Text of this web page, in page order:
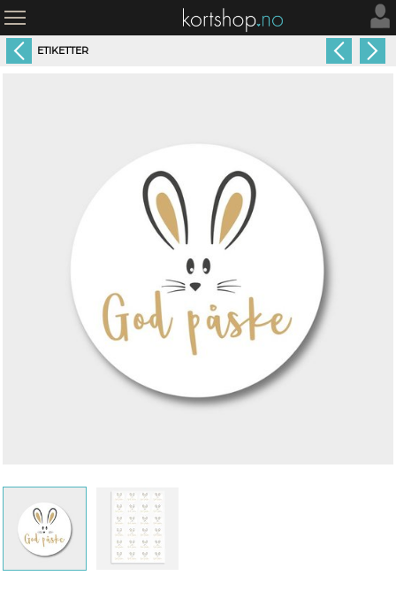
ETIKETTER